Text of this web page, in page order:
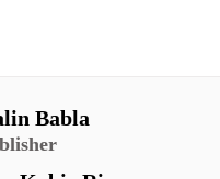
Babla